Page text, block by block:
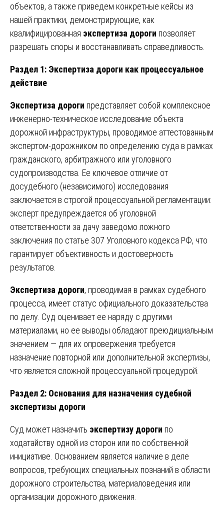
объектов, а также приведем конкретные кейсы из
нашей практики, демонстрирующие, как
квалифицированная экспертиза дороги позволяет
разрешать споры и восстанавливать справедливость.
Раздел 1: Экспертиза дороги как процессуальное
действие
Экспертиза дороги представляет собой комплексное
инженерно-техническое исследование объекта
дорожной инфраструктуры, проводимое аттестованным
экспертом-дорожником по определению суда в рамках
гражданского, арбитражного или уголовного
судопроизводства. Ее ключевое отличие от
досудебного (независимого) исследования
заключается в строгой процессуальной регламентации:
эксперт предупреждается об уголовной
ответственности за дачу заведомо ложного
заключения по статье 307 Уголовного кодекса РФ, что
гарантирует объективность и достоверность
результатов.
Экспертиза дороги, проводимая в рамках судебного
процесса, имеет статус официального доказательства
по делу. Суд оценивает ее наряду с другими
материалами, но ее выводы обладают преюдициальным
значением — для их опровержения требуется
назначение повторной или дополнительной экспертизы,
что является сложной процессуальной процедурой.
Раздел 2: Основания для назначения судебной
экспертизы дороги
Суд может назначить экспертизу дороги по
ходатайству одной из сторон или по собственной
инициативе. Основанием является наличие в деле
вопросов, требующих специальных познаний в области
дорожного строительства, материаловедения или
организации дорожного движения.